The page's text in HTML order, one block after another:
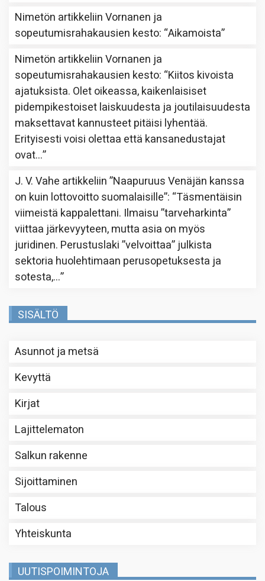
Nimetön artikkeliinVornanen ja
sopeutumisrahakausien kesto: “Aikamoista”
Nimetön artikkeliinVornanen ja
sopeutumisrahakausien kesto: “Kiitos kivoista
ajatuksista. Olet oikeassa, kaikenlaisiset
pidempikestoiset laiskuudesta ja joutilaisuudesta
maksettavat kannusteet pitäisi lyhentää.
Erityisesti voisi olettaa että kansanedustajat
ovat…”
J. V. Vahe artikkeliin”Naapuruus Venäjän kanssa
on kuin lottovoitto suomalaisille”: “Täsmentäisin
viimeistä kappalettani. Ilmaisu ”tarveharkinta”
viittaa järkevyyteen, mutta asia on myös
juridinen. Perustuslaki ”velvoittaa” julkista
sektoria huolehtimaan perusopetuksesta ja
sotesta,…”
SISÄLTÖ
Asunnot ja metsä
Kevyttä
Kirjat
Lajittelematon
Salkun rakenne
Sijoittaminen
Talous
Yhteiskunta
UUTISPOIMINTOJA